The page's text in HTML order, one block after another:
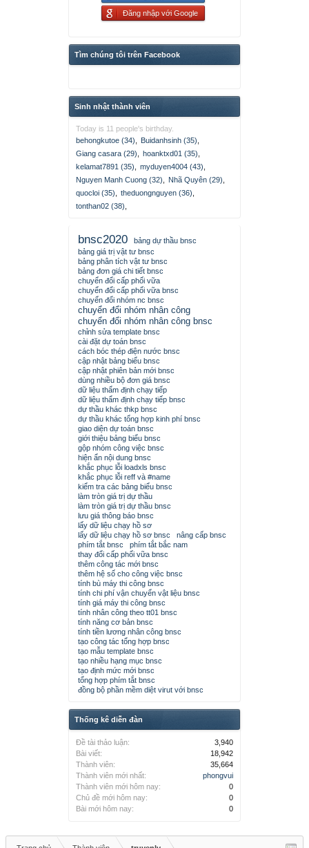
Đăng nhập với Google
Tìm chúng tôi trên Facebook
Sinh nhật thành viên
Today is 11 people's birthday.
behongkutoe (34)
Buidanhsinh (35)
Giang casara (29)
hoanktxd01 (35)
kelamat7891 (35)
myduyen4004 (43)
Nguyen Manh Cuong (32)
Nhã Quyên (29)
quocloi (35)
theduongnguyen (36)
tonthan02 (38)
bnsc2020
bảng dự thầu bnsc
bảng giá trị vật tư bnsc
bảng phân tích vật tư bnsc
bảng đơn giá chi tiết bnsc
chuyển đổi cấp phối vữa
chuyển đổi cấp phối vữa bnsc
chuyển đổi nhóm nc bnsc
chuyển đổi nhóm nhân công
chuyển đổi nhóm nhân công bnsc
chỉnh sửa template bnsc
cài đặt dự toán bnsc
cách bóc thép điện nước bnsc
cập nhật bảng biểu bnsc
cập nhật phiên bản mới bnsc
dùng nhiều bộ đơn giá bnsc
dữ liệu thẩm định chạy tiếp
dữ liệu thẩm định chạy tiếp bnsc
dự thầu khác thkp bnsc
dự thầu khác tổng hợp kinh phí bnsc
giao diện dự toán bnsc
giới thiệu bảng biểu bnsc
gộp nhóm công việc bnsc
hiện ẩn nội dung bnsc
khắc phục lỗi loadxls bnsc
khắc phục lỗi reff và #name
kiểm tra các bảng biểu bnsc
làm tròn giá trị dự thầu
làm tròn giá trị dự thầu bnsc
lưu giá thông báo bnsc
lấy dữ liệu chạy hồ sơ
lấy dữ liệu chạy hồ sơ bnsc
nâng cấp bnsc
phím tắt bnsc
phím tắt bắc nam
thay đổi cấp phối vữa bnsc
thêm công tác mới bnsc
thêm hệ số cho công việc bnsc
tính bù máy thi công bnsc
tính chi phí vận chuyển vật liệu bnsc
tính giá máy thi công bnsc
tính nhân công theo tt01 bnsc
tính năng cơ bản bnsc
tính tiền lương nhân công bnsc
tạo công tác tổng hợp bnsc
tạo mẫu template bnsc
tạo nhiều hạng mục bnsc
tạo định mức mới bnsc
tổng hợp phím tắt bnsc
đồng bộ phần mềm diệt virut với bnsc
Thống kê diễn đàn
Đề tài thảo luận:
3,940
Bài viết:
18,942
Thành viên:
35,664
Thành viên mới nhất:
phongvui
Thành viên mới hôm nay:
0
Chủ đề mới hôm nay:
0
Bài mới hôm nay:
0